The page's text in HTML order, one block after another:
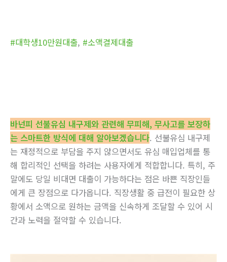
#대학생10만원대출, #소액결제대출
바넌피 선불유심 내구제와 관련해 무피해, 무사고를 보장하
는 스마트한 방식에 대해 알아보겠습니다. 선불유심 내구제
는 재정적으로 부담을 주지 않으면서도 유심 매입업체를 통
해 합리적인 선택을 하려는 사용자에게 적합합니다. 특히, 주
말에도 당일 비대면 대출이 가능하다는 점은 바쁜 직장인들
에게 큰 장점으로 다가옵니다. 직장생활 중 급전이 필요한 상
황에서 소액으로 원하는 금액을 신속하게 조달할 수 있어 시
간과 노력을 절약할 수 있습니다.